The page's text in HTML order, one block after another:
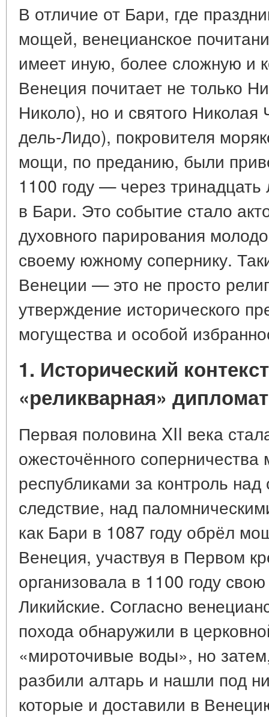
В отличие от Бари, где
мощей, венецианское
имеет иную, более сложную и
Венеция почитает не только
Николо), но и святого
дель-Лидо), покровителя
мощи, по преданию, были
1100 году — через
в Бари. Это событие стало
духовного парирования
своему южному сопернику.
Венеции — это не просто
утверждение исторического
могущества и особой
1. Исторический
«реликварная»
Первая половина XII века
ожесточённого
республиками за контроль
следствие, над
как Бари в 1087 году обрёл
Венеция, участвуя в Первом
организовала в 1100 году
Ликийские. Согласно
похода обнаружили в
«мироточивые воды», но
разбили алтарь и нашли под
которые и доставили в